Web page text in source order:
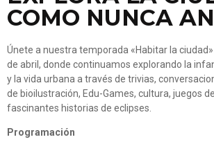
COMO NUNCA
Únete a nuestra temporada «Habitar la
de abril, donde continuamos explorando la
y la vida urbana a través de trivias,
de bioilustración, Edu-Games, cultura, juegos
fascinantes historias de eclipses.
Programación